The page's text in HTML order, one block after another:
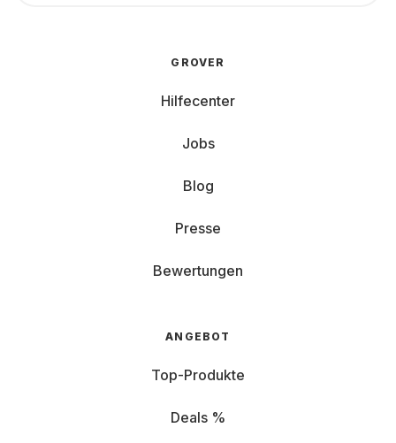
GROVER
Hilfecenter
Jobs
Blog
Presse
Bewertungen
ANGEBOT
Top-Produkte
Deals %